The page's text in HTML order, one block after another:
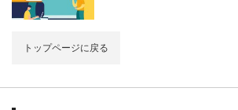
トップページに戻る